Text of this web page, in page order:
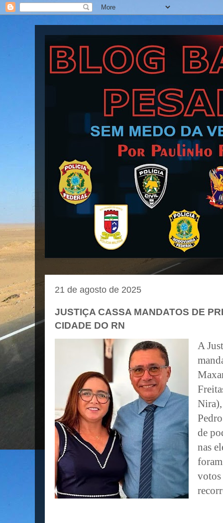
Blog Barra Pesada
21 de agosto de 2025
JUSTIÇA CASSA MANDATOS DE
CIDADE DO RN
A
de
nas
votos